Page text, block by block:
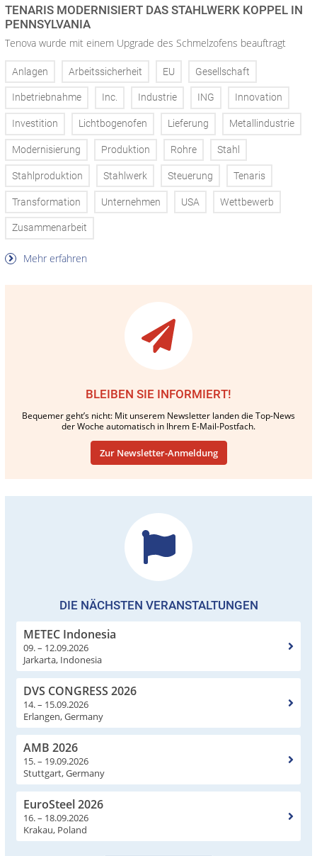
TENARIS MODERNISIERT DAS STAHLWERK KOPPEL IN
PENNSYLVANIA
Tenova wurde mit einem Upgrade des Schmelzofens beauftragt
Anlagen Arbeitssicherheit EU Gesellschaft
Inbetriebnahme Inc. Industrie ING Innovation
Investition Lichtbogenofen Lieferung Metallindustrie
Modernisierung Produktion Rohre Stahl
Stahlproduktion Stahlwerk Steuerung Tenaris
Transformation Unternehmen USA Wettbewerb
Zusammenarbeit
Mehr erfahren
BLEIBEN SIE INFORMIERT!
Bequemer geht’s nicht: Mit unserem Newsletter landen die Top-News
der Woche automatisch in Ihrem E-Mail-Postfach.
Zur Newsletter-Anmeldung
DIE NÄCHSTEN VERANSTALTUNGEN
METEC Indonesia
09. – 12.09.2026
Jarkarta, Indonesia
DVS CONGRESS 2026
14. – 15.09.2026
Erlangen, Germany
AMB 2026
15. – 19.09.2026
Stuttgart, Germany
EuroSteel 2026
16. – 18.09.2026
Krakau, Poland